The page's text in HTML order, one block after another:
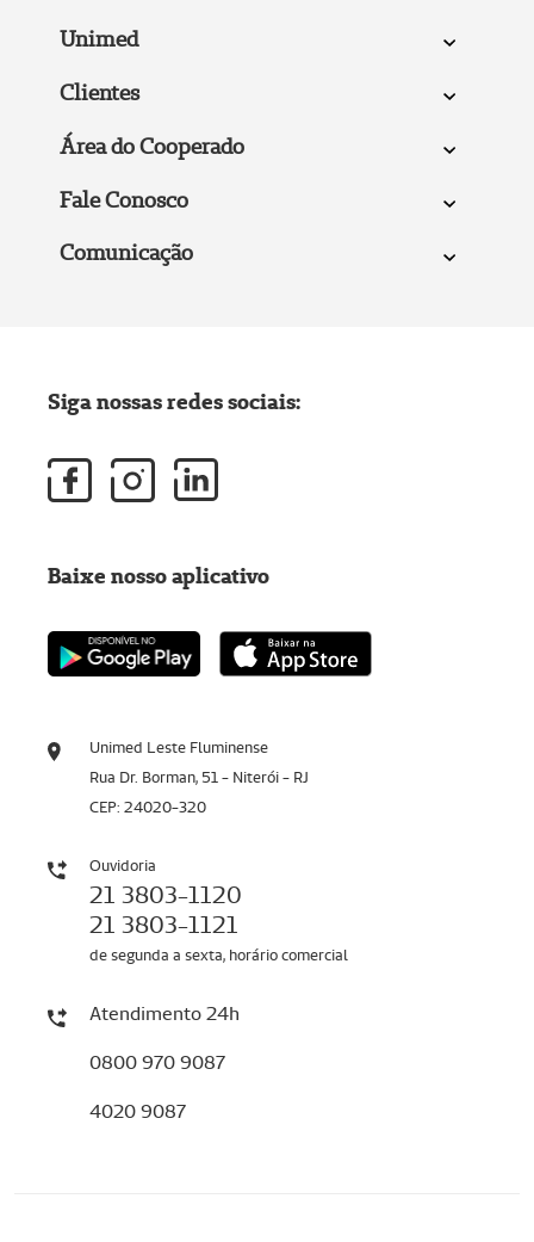
Unimed
Clientes
Área do Cooperado
Fale Conosco
Comunicação
Unimed Leste Fluminense
Rua Dr. Borman, 51 - Niterói - RJ
CEP: 24020-320
Ouvidoria
21 3803-1120
21 3803-1121
de segunda a sexta, horário comercial
Atendimento 24h
0800 970 9087
4020 9087
Siga nossas redes sociais:
Baixe nosso aplicativo